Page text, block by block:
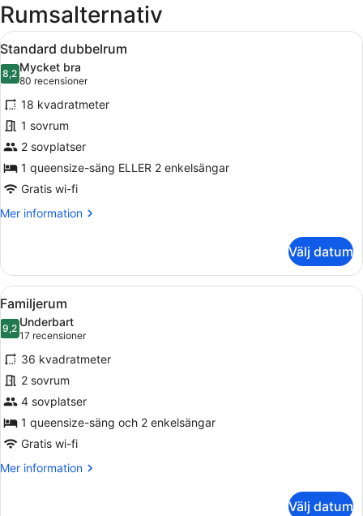
Rumsalternativ
Öppna
alla
foton
för
Standard
dubbelrum
Ett hotellrum med en säng, ett
2
Standard dubbelrum
8,28,2 av 10
Mycket bra
80 recensioner
(80 recensioner)
18 kvadratmeter
1 sovrum
2 sovplatser
1 queensize-säng ELLER 2 enkelsängar
Gratis wi-fi
Mer information
Mer
dubbelrum
Välj datum
Öppna
alla
foton
för
Familjerum
Ett hotellrum med en säng, ett
2
Familjerum
9,29,2 av 10
Underbart
17 recensioner
(17 recensioner)
36 kvadratmeter
2 sovrum
4 sovplatser
1 queensize-säng och 2 enkelsängar
Gratis wi-fi
Mer information
Mer
Välj datum